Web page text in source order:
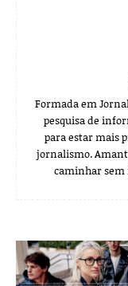
Formada em
pesquisa de
para estar mais
jornalismo.
caminhar sem